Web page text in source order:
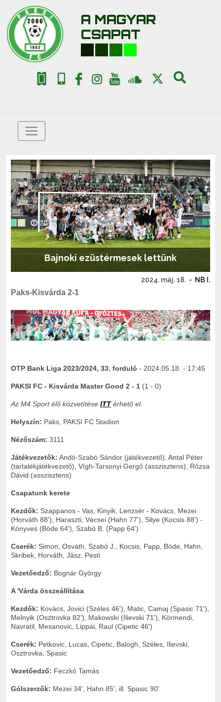
A MAGYAR
CSAPAT
Bajnoki ezüstérmesek lettünk
2024. máj. 18. - NB I.
Paks-Kisvárda 2-1
OTP Bank Liga 2023/2024, 33. forduló - 2024.05.18. - 17:45
PAKSI FC - Kisvárda Master Good 2 - 1 (1 - 0)
Az M4 Sport élő közvetítése ITTérhető el.
Helyszín: Paks, PAKSI FC Stadion
Nézőszám: 3111
Játékvezetők: Andó-Szabó Sándor (játékvezető), Antal Péter
(tartalékjátékvezető), Vígh-Tarsonyi Gergő (asszisztens), Rózsa
Dávid (asszisztens)
Csapatunk kerete
Kezdők: Szappanos - Vas, Kinyik, Lenzsér - Kovács, Mezei
(Horváth 88'), Haraszti, Vécsei (Hahn 77'), Silye (Kocsis 88') -
Könyves (Böde 64'), Szabó B. (Papp 64')
Cserék: Simon, Osváth, Szabó J., Kocsis, Papp, Böde, Hahn,
Skribek, Horváth, Jász, Pesti
Vezetőedző: Bognár György
A 'Várda összeállítása
Kezdők: Kovács, Jovici (Széles 46'), Matic, Camaj (Spasic 71'),
Melnyik (Osztrovka 82'), Makowski (Ilievski 71'), Körmendi,
Navratil, Mesanovic, Lippai, Raul (Cipetic 46')
Cserék: Petkovic, Lucas, Cipetic, Balogh, Széles, Ilievski,
Osztrovka, Spasic
Vezetőedző: Feczkó Tamás
Gólszerzők: Mezei 34', Hahn 85', ill. Spasic 90'